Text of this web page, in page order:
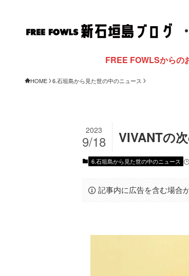
FREE FOWLSからのお知らせ
HOME 6.石垣島から見た世の中のニュース
VIVANTの
2023
9/18
6.石垣島から見た世の中のニュース
記事内に広告を含む場合